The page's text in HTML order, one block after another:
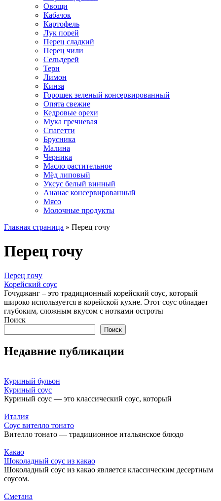
Овощи
Кабачок
Картофель
Лук порей
Перец сладкий
Перец чили
Сельдерей
Терн
Лимон
Кинза
Горошек зеленый консервированный
Опята свежие
Кедровые орехи
Мука гречневая
Спагетти
Брусника
Малина
Черника
Масло растительное
Мёд липовый
Уксус белый винный
Ананас консервированный
Мясо
Молочные продукты
Главная страница » Перец гочу
Перец гочу
Перец гочу
Корейский соус
Гочуджанг – это традиционный корейский соус, который
широко используется в корейской кухне. Этот соус обладает
глубоким, сложным вкусом с нотками остроты
Поиск
Поиск
Недавние публикации
Куриный бульон
Куриный соус
Куриный соус — это классический соус, который
Италия
Соус вителло тонато
Вителло тонато — традиционное итальянское блюдо
Какао
Шоколадный соус из какао
Шоколадный соус из какао является классическим десертным
соусом.
Сметана